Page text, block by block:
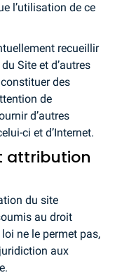
l’utilisation de ce
recueillir
Site et d’autres
des
de
d’autres
ci et d’Internet.
attribution
du site
au droit
ne le permet pas,
aux